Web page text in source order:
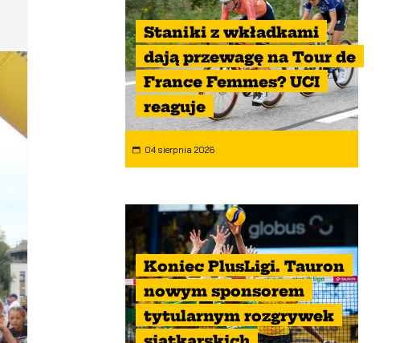
Staniki z wkładkami
dają przewagę na Tour de
France Femmes? UCI
reaguje
04 sierpnia 2026
Koniec PlusLigi. Tauron
nowym sponsorem
tytularnym rozgrywek